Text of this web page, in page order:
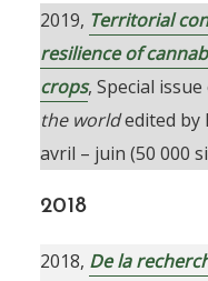
2019, Territorial
resilience of
crops, Special
the worldedited by
avril – juin (50 000
2018
2018, De la